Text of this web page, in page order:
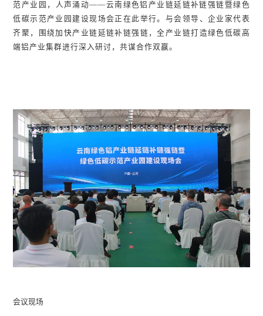
范产业园，人声涌动——云南绿色铝产业链延链补链强链暨绿色
低碳示范产业园建设现场会正在此举行。与会领导、企业家代表
齐聚，围绕加快产业链延链补链强链，全产业链打造绿色低碳高
端铝产业集群进行深入研讨，共谋合作双赢。
会议现场